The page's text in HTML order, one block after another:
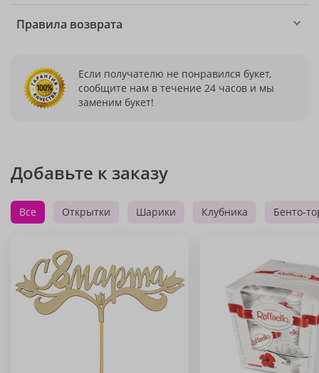
Правила возврата
Если получателю не понравился букет,
сообщите нам в течение 24 часов и мы
заменим букет!
Добавьте к заказу
Все Открытки Шарики Клубника Бенто-